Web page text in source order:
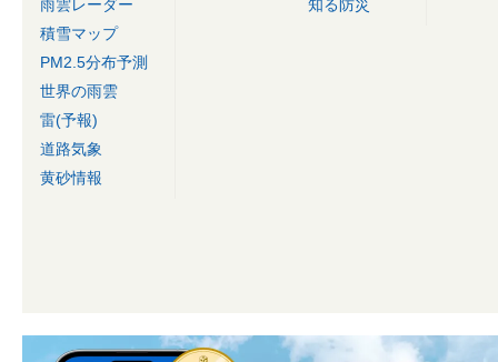
雨雲レーダー
積雪マップ
PM2.5分布予測
世界の雨雲
雷(予報)
道路気象
黄砂情報
知る防災